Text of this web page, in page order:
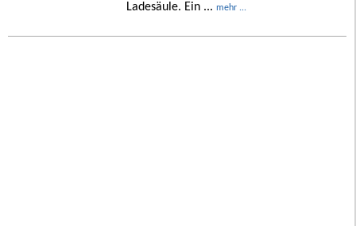
Ladesäule. Ein ... mehr ...